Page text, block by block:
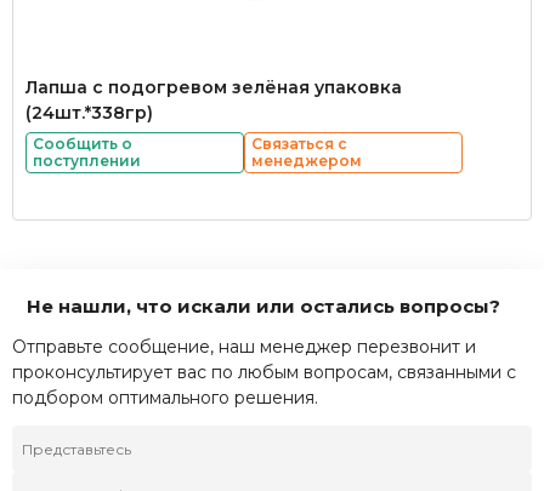
Лапша с подогревом зелёная упаковка
(24шт.*338гр)
Сообщить о
поступлении
Связаться с
менеджером
Не нашли, что искали или остались вопросы?
Отправьте сообщение, наш менеджер перезвонит и
проконсультирует вас по любым вопросам, связанными с
подбором оптимального решения.